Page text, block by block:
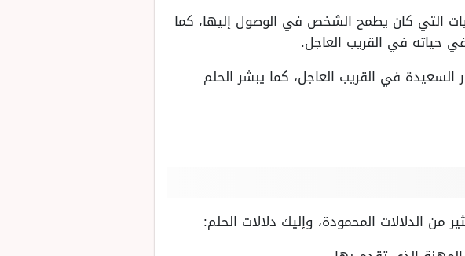
التي كان يطمح الشخص في الوصول إليها، كما
حياته في القريب العاجل.
في القريب العاجل، كما يبشر الحلم
الدلالات المحمودة، وإليك دلالات الحلم: